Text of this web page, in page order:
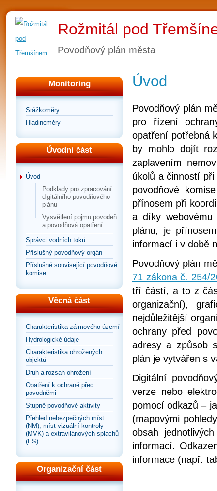
Rožmitál pod
Povodňový plán města
Monitoring
Srážkoměry
Hladinoměry
Úvodní část
Úvod
Podklady pro zpracování
digitálního povodňového
plánu
Vysvětlení pojmu povodeň
a povodňová opatření
Správci vodních toků
Příslušný povodňový orgán
Příslušné související povodňové
komise
Věcná část
Charakteristika zájmového území
Hydrologické údaje
Charakteristika ohrožených
objektů
Druh a rozsah ohrožení
Opatření k ochraně před
povodněmi
Stupně povodňové aktivity
Přehled nebezpečných míst
(NM), míst vizuální kontroly
(MVK) a extravilánových splachů
(ES)
Organizační část
Úvod
Povodňový plán
pro řízení
opatření potřebná
by mohlo dojít
zaplavením
úkolů a činností
povodňové
přínosem při
a díky
plánu, je
informací i v době
Povodňový plán
71 zákona č. 254/
tří částí, a to z
organizační),
nejdůležitější
ochrany před
adresy a způsob
plán je vytvářen s
Digitální
verze nebo
pomocí odkazů –
(mapovými
obsah
informací.
informace (např.